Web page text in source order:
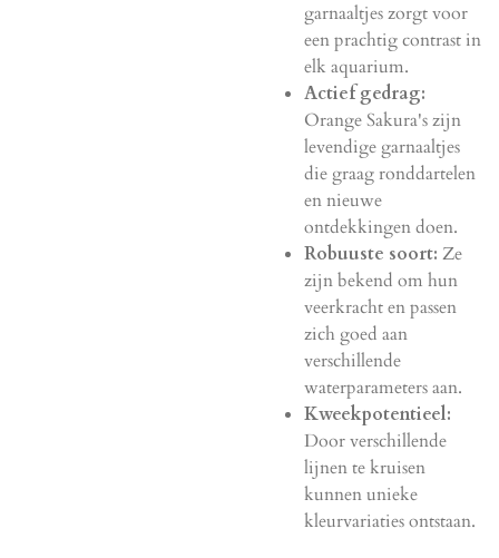
garnaaltjes zorgt voor
een prachtig contrast in
elk aquarium.
Actief gedrag:
Orange Sakura's zijn
levendige garnaaltjes
die graag ronddartelen
en nieuwe
ontdekkingen doen.
Robuuste soort: Ze
zijn bekend om hun
veerkracht en passen
zich goed aan
verschillende
waterparameters aan.
Kweekpotentieel:
Door verschillende
lijnen te kruisen
kunnen unieke
kleurvariaties ontstaan.